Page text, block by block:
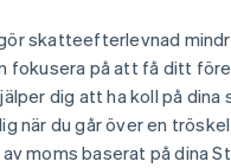
skatteefterlevnad
fokusera på att få ditt
dig att ha koll på
när du går över en
moms baserat på dina